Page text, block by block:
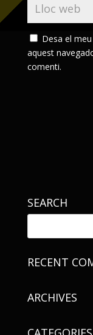
Desa el
aquest
comenti.
SEARCH
RECENT
ARCHIVES